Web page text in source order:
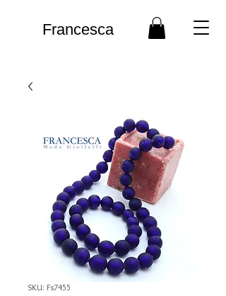
Francesca
SKU: Fs7455